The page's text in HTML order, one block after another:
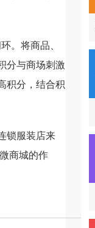
。将商品、
分与商场刺激
积分，结合积
锁服装店来
商城的作